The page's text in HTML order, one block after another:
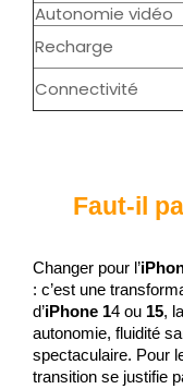
Autonomie vidéo
Recharge
Connectivité
Faut-il
Changer pour l’
: c’est une
d’iPhone 14 ou 15,
autonomie, fluidité
spectaculaire. Pour
transition se justifie